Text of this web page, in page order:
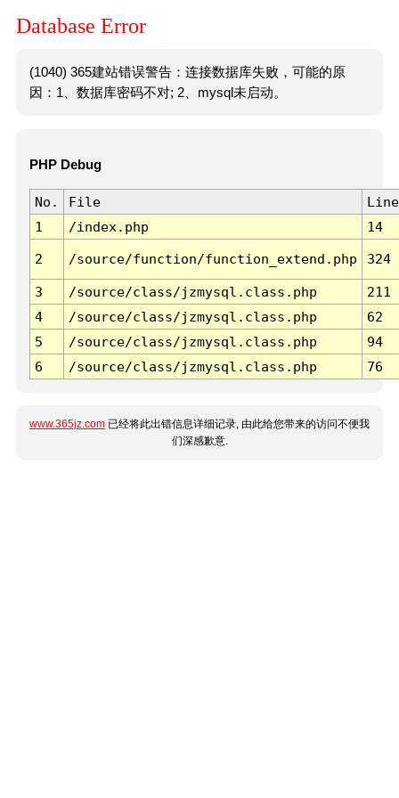
Database Error
(1040) 365建站错误警告：连接数据库失败，可能的原
因：1、数据库密码不对; 2、mysql未启动。
PHP Debug
No. File
Line
1
/index.php 14
2 /source/function/function_extend.php 324
3 /source/class/jzmysql.class.php
211
4
/source/class/jzmysql.class.php
62
5
/source/class/jzmysql.class.php
94
6
/source/class/jzmysql.class.php 76
www.365jz.com 已经将此出错信息详细记录, 由此给您带来的访问不便我
们深感歉意.